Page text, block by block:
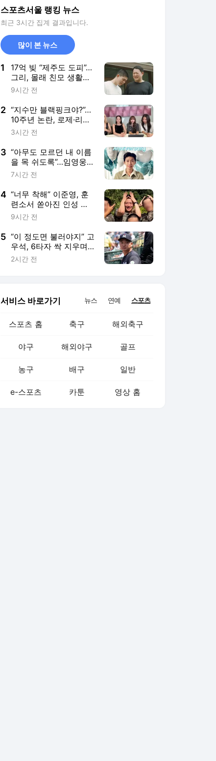
스포츠서울 랭킹 뉴스
최근 3시간 집계 결과입니다.
많이 본 뉴스
1
17억 빚 “제주도 도피”…
그리, 몰래 친모 생활비
챙긴 ‘속 깊은 아들’
9시간 전
2 “지수만 블랙핑크야?”…
10주년 논란, 로제·리사·
제니는 입 꾹 닫았다
3시간 전
3 “아무도 모르던 내 이름
을 목 쉬도록”…임영웅,
데뷔 10주년에 꺼낸 ‘20
7시간 전
4 “너무 착해” 이준영, 훈
련소서 쏟아진 인성 목
격담…‘포켓몬’ 당근거래
9시간 전
5 “이 정도면 불러야지” 고
우석, 6타자 싹 지우며
‘콜업 압박’…징계후 2G
2시간 전
서비스 바로가기 뉴스 연예 스포츠
스포츠 홈 축구 해외축구
야구 해외야구 골프
농구 배구 일반
e-스포츠 카툰 영상 홈